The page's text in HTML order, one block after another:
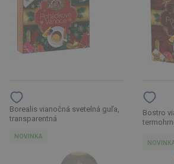
Borealis vianočná svetelná guľa,
transparentná
NOVINKA
Bostro